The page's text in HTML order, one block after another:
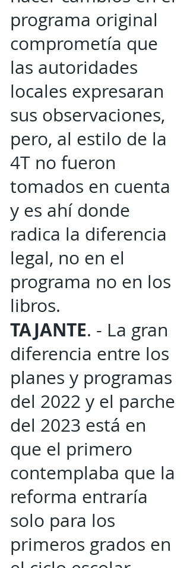
programa original
comprometía que
las autoridades
locales expresaran
sus observaciones,
pero, al estilo de la
4T no fueron
tomados en cuenta
y es ahí donde
radica la diferencia
legal, no en el
programa no en los
libros.
TAJANTE. - La gran
diferencia entre los
planes y programas
del 2022 y el parche
del 2023 está en
que el primero
contemplaba que la
reforma entraría
solo para los
primeros grados en